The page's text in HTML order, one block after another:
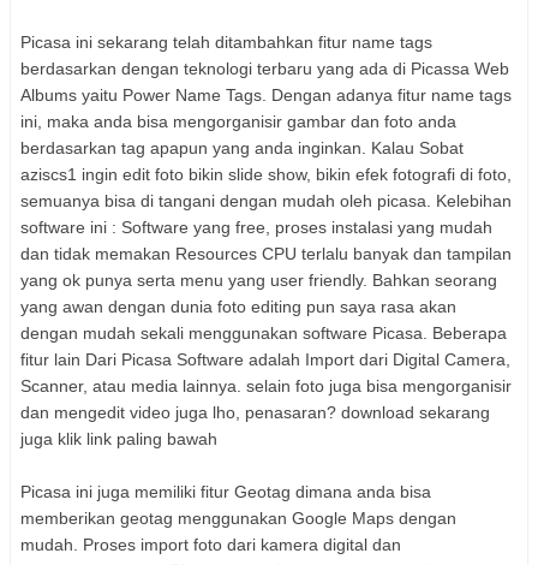
Picasa ini sekarang telah ditambahkan fitur name tags
berdasarkan dengan teknologi terbaru yang ada di Picassa Web
Albums yaitu Power Name Tags. Dengan adanya fitur name tags
ini, maka anda bisa mengorganisir gambar dan foto anda
berdasarkan tag apapun yang anda inginkan. Kalau Sobat
aziscs1 ingin edit foto bikin slide show, bikin efek fotografi di foto,
semuanya bisa di tangani dengan mudah oleh picasa. Kelebihan
software ini : Software yang free, proses instalasi yang mudah
dan tidak memakan Resources CPU terlalu banyak dan tampilan
yang ok punya serta menu yang user friendly. Bahkan seorang
yang awan dengan dunia foto editing pun saya rasa akan
dengan mudah sekali menggunakan software Picasa. Beberapa
fitur lain Dari Picasa Software adalah Import dari Digital Camera,
Scanner, atau media lainnya. selain foto juga bisa mengorganisir
dan mengedit video juga lho, penasaran? download sekarang
juga klik link paling bawah
Picasa ini juga memiliki fitur Geotag dimana anda bisa
memberikan geotag menggunakan Google Maps dengan
mudah. Proses import foto dari kamera digital dan